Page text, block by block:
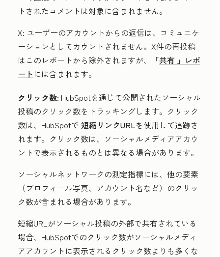
トされたコメントは対象に含まれません。
X: ユーザーのアカウントからの返信は、コミュニケ
ーションとしてカウントされません。 X件の再投稿
はこのレポートから除外されますが、「共有 」レポ
ート には含まれます。
クリック数: HubSpotを通じて公開されたソーシャル
投稿のクリック数をトラッキングします。クリック
数は、HubSpotで 短縮リンクURLを使用して追跡さ
れます。 クリック数は、ソーシャルメディアアカウ
ントで表示されるものとは異なる場合があります。
ソーシャルネットワークの測定指標には、他の要素
（プロフィール写真、アカウント名など）のクリッ
ク数が含まれる場合があります。
短縮URLがソーシャル投稿の外部で共有されている
場合、HubSpotでのクリック数がソーシャルメディ
アアカウントに表示されるクリック数よりも多くな